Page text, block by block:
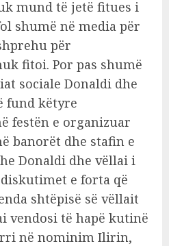
mund të jetë fitues i
shumë në media për
për
fitoi. Por pas shumë
sociale Donaldi dhe
fund këtyre
festën e organizuar
banorët dhe stafin e
Donaldi dhe vëllai i
e forta që
shtëpisë së vëllait
vendosi të hapë kutinë
në nominim Ilirin,